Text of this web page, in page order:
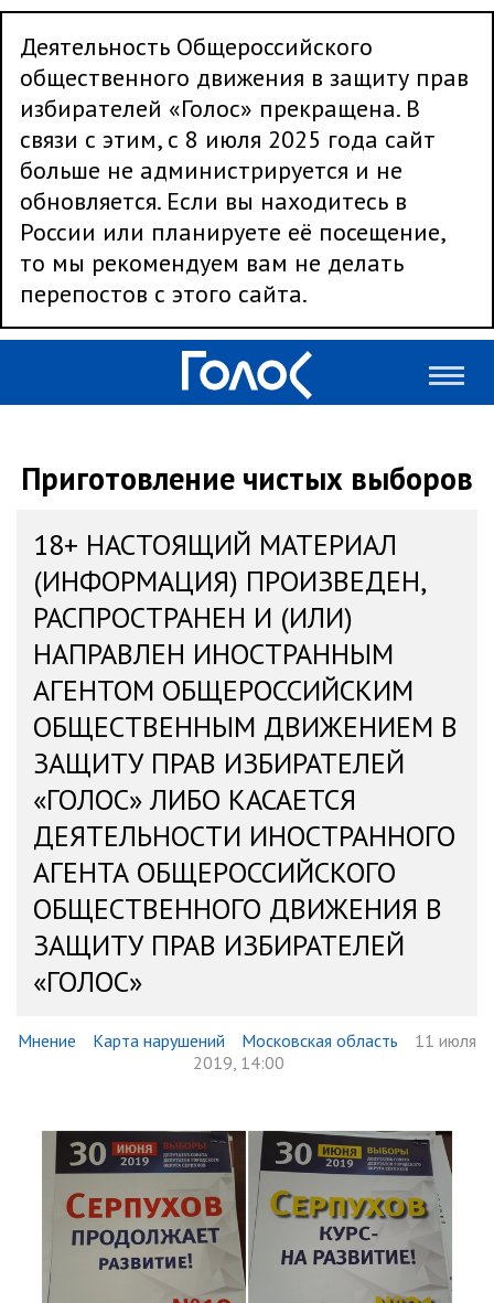
Деятельность Общероссийского
общественного движения в защиту прав
избирателей «Голос» прекращена. В
связи с этим, с 8 июля 2025 года сайт
больше не администрируется и не
обновляется. Если вы находитесь в
России или планируете её посещение,
то мы рекомендуем вам не делать
перепостов с этого сайта.
Приготовление чистых выборов
18+ НАСТОЯЩИЙ МАТЕРИАЛ
(ИНФОРМАЦИЯ) ПРОИЗВЕДЕН,
РАСПРОСТРАНЕН И (ИЛИ)
НАПРАВЛЕН ИНОСТРАННЫМ
АГЕНТОМ ОБЩЕРОССИЙСКИМ
ОБЩЕСТВЕННЫМ ДВИЖЕНИЕМ В
ЗАЩИТУ ПРАВ ИЗБИРАТЕЛЕЙ
«ГОЛОС» ЛИБО КАСАЕТСЯ
ДЕЯТЕЛЬНОСТИ ИНОСТРАННОГО
АГЕНТА ОБЩЕРОССИЙСКОГО
ОБЩЕСТВЕННОГО ДВИЖЕНИЯ В
ЗАЩИТУ ПРАВ ИЗБИРАТЕЛЕЙ
«ГОЛОС»
Мнение Карта нарушений Московская область
11 июля
2019, 14:00